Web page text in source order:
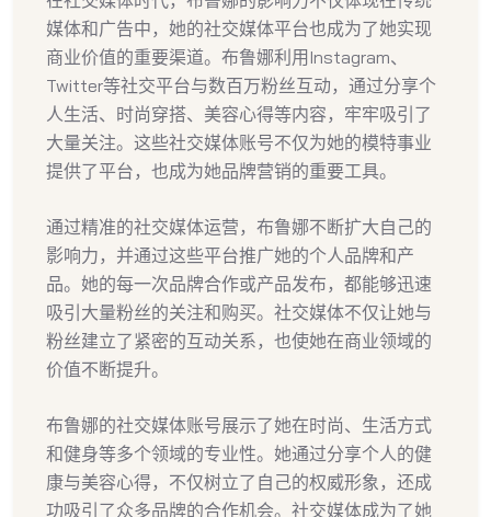
媒体和广告中，她的社交媒体平台也成为了她实现
商业价值的重要渠道。布鲁娜利用Instagram、
Twitter等社交平台与数百万粉丝互动，通过分享个
人生活、时尚穿搭、美容心得等内容，牢牢吸引了
大量关注。这些社交媒体账号不仅为她的模特事业
提供了平台，也成为她品牌营销的重要工具。
通过精准的社交媒体运营，布鲁娜不断扩大自己的
影响力，并通过这些平台推广她的个人品牌和产
品。她的每一次品牌合作或产品发布，都能够迅速
吸引大量粉丝的关注和购买。社交媒体不仅让她与
粉丝建立了紧密的互动关系，也使她在商业领域的
价值不断提升。
布鲁娜的社交媒体账号展示了她在时尚、生活方式
和健身等多个领域的专业性。她通过分享个人的健
康与美容心得，不仅树立了自己的权威形象，还成
功吸引了众多品牌的合作机会。社交媒体成为了她